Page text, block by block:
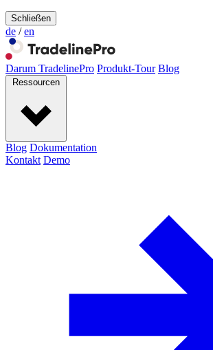
Schließen
de / en
Darum TradelinePro Produkt-Tour Blog
Ressourcen
Blog Dokumentation
Kontakt Demo